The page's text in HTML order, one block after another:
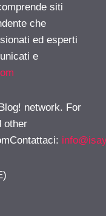
siti
che
ed esperti
e
network. For
other
: